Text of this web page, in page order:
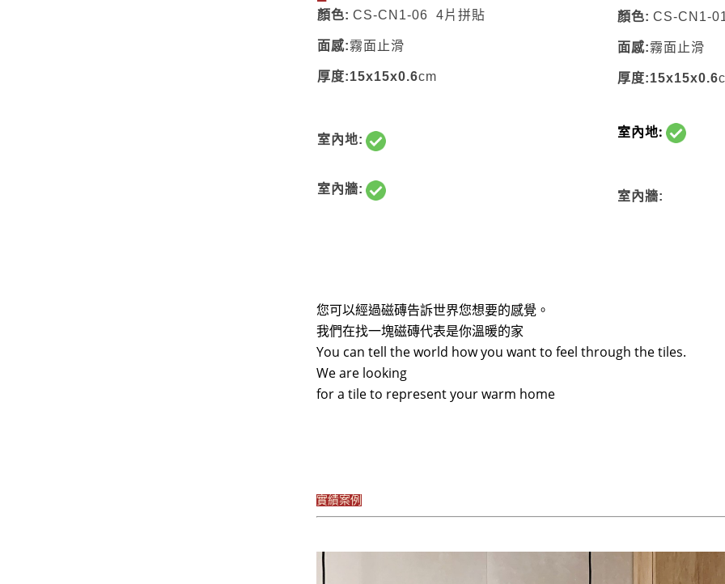
顏色: CS-CN1-06 4片拼貼
面感:霧面止滑
厚度:15x15x0.6cm
室內地:
室內牆:
顏色: CS-
面感:霧面止滑
厚度:15x15x0.6
室內地:
室內牆:
您可以經過磁磚告訴世界您想要的感覺。
我們在找一塊磁磚代表是你溫暖的家
You can tell the world how you want to feel through the tiles.
We are looking
for a tile to represent your warm home
實績案例